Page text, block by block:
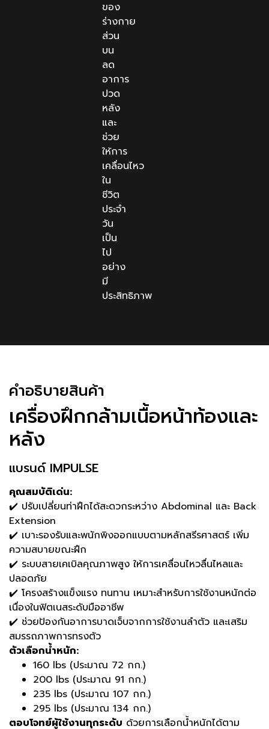
ของ
ร่างกาย
ส่วน
บน
ลด
อาการ
ปวด
หลัง
และ
ช่วย
ให้การ
เคลื่อนไหว
ใน
ชีวิต
ประจำ
วัน
เป็น
ไป
อย่าง
มี
ประสิทธิภาพ
คําอธิบายสินค้า
เครื่องฝึกกล้ามเนื้อหน้าท้องและ
หลัง
แบรนด์ IMPULSE
คุณสมบัติเด่น:
✔️ ปรับเปลี่ยนท่าฝึกได้สะดวกระหว่าง Abdominal และ Back
Extension
✔️ เบาะรองรับและพนักพิงออกแบบตามหลักสรีรศาสตร์ เพิ่ม
ความสบายขณะฝึก
✔️ ระบบสายเคเบิลคุณภาพสูง ให้การเคลื่อนไหวลื่นไหลและ
ปลอดภัย
✔️ โครงสร้างแข็งแรง ทนทาน เหมาะสำหรับการใช้งานหนักต่อ
เนื่องในฟิตเนสระดับมืออาชีพ
✔️ ช่วยป้องกันอาการบาดเจ็บจากการใช้งานลำตัว และเสริม
สมรรถภาพการทรงตัว
ตัวเลือกน้ำหนัก:
160 lbs (ประมาณ 72 กก.)
200 lbs (ประมาณ 91 กก.)
235 lbs (ประมาณ 107 กก.)
295 lbs (ประมาณ 134 กก.)
ตอบโจทย์ผู้ใช้งานทุกระดับ ด้วยการเลือกน้ำหนักได้ตาม